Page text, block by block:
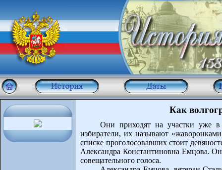
Как
Они приходят на участки уже
избиратели, их называют
списке проголосовавших стоит
Александра Константиновна Емцова.
совещательного голоса.